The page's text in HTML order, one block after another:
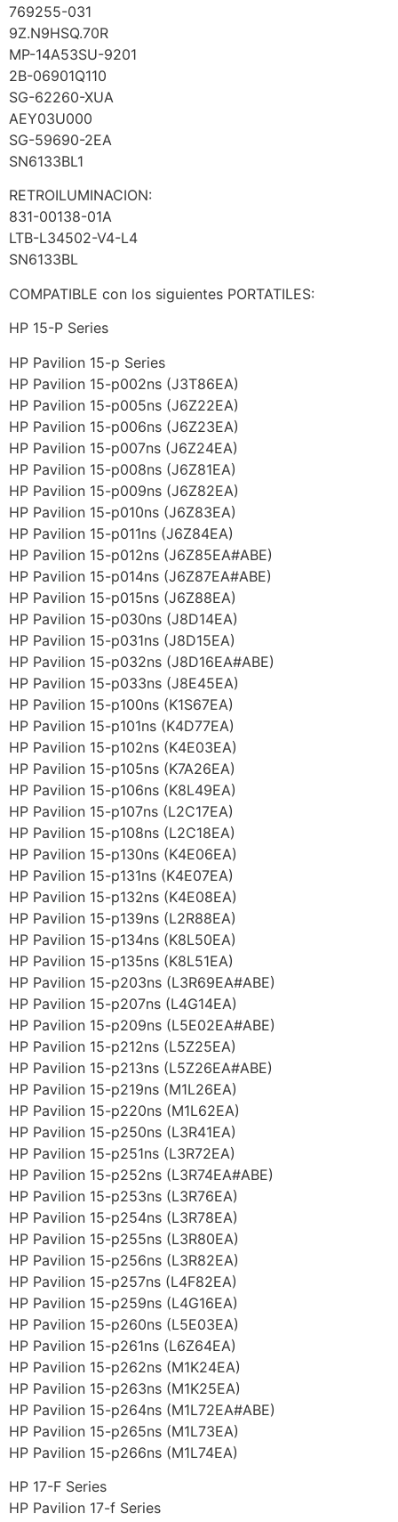
769255-031
9Z.N9HSQ.70R
MP-14A53SU-9201
2B-06901Q110
SG-62260-XUA
AEY03U000
SG-59690-2EA
SN6133BL1
RETROILUMINACION:
831-00138-01A
LTB-L34502-V4-L4
SN6133BL
COMPATIBLE con los siguientes PORTATILES:
HP 15-P Series
HP Pavilion 15-p Series
HP Pavilion 15-p002ns (J3T86EA)
HP Pavilion 15-p005ns (J6Z22EA)
HP Pavilion 15-p006ns (J6Z23EA)
HP Pavilion 15-p007ns (J6Z24EA)
HP Pavilion 15-p008ns (J6Z81EA)
HP Pavilion 15-p009ns (J6Z82EA)
HP Pavilion 15-p010ns (J6Z83EA)
HP Pavilion 15-p011ns (J6Z84EA)
HP Pavilion 15-p012ns (J6Z85EA#ABE)
HP Pavilion 15-p014ns (J6Z87EA#ABE)
HP Pavilion 15-p015ns (J6Z88EA)
HP Pavilion 15-p030ns (J8D14EA)
HP Pavilion 15-p031ns (J8D15EA)
HP Pavilion 15-p032ns (J8D16EA#ABE)
HP Pavilion 15-p033ns (J8E45EA)
HP Pavilion 15-p100ns (K1S67EA)
HP Pavilion 15-p101ns (K4D77EA)
HP Pavilion 15-p102ns (K4E03EA)
HP Pavilion 15-p105ns (K7A26EA)
HP Pavilion 15-p106ns (K8L49EA)
HP Pavilion 15-p107ns (L2C17EA)
HP Pavilion 15-p108ns (L2C18EA)
HP Pavilion 15-p130ns (K4E06EA)
HP Pavilion 15-p131ns (K4E07EA)
HP Pavilion 15-p132ns (K4E08EA)
HP Pavilion 15-p139ns (L2R88EA)
HP Pavilion 15-p134ns (K8L50EA)
HP Pavilion 15-p135ns (K8L51EA)
HP Pavilion 15-p203ns (L3R69EA#ABE)
HP Pavilion 15-p207ns (L4G14EA)
HP Pavilion 15-p209ns (L5E02EA#ABE)
HP Pavilion 15-p212ns (L5Z25EA)
HP Pavilion 15-p213ns (L5Z26EA#ABE)
HP Pavilion 15-p219ns (M1L26EA)
HP Pavilion 15-p220ns (M1L62EA)
HP Pavilion 15-p250ns (L3R41EA)
HP Pavilion 15-p251ns (L3R72EA)
HP Pavilion 15-p252ns (L3R74EA#ABE)
HP Pavilion 15-p253ns (L3R76EA)
HP Pavilion 15-p254ns (L3R78EA)
HP Pavilion 15-p255ns (L3R80EA)
HP Pavilion 15-p256ns (L3R82EA)
HP Pavilion 15-p257ns (L4F82EA)
HP Pavilion 15-p259ns (L4G16EA)
HP Pavilion 15-p260ns (L5E03EA)
HP Pavilion 15-p261ns (L6Z64EA)
HP Pavilion 15-p262ns (M1K24EA)
HP Pavilion 15-p263ns (M1K25EA)
HP Pavilion 15-p264ns (M1L72EA#ABE)
HP Pavilion 15-p265ns (M1L73EA)
HP Pavilion 15-p266ns (M1L74EA)
HP 17-F Series
HP Pavilion 17-f Series